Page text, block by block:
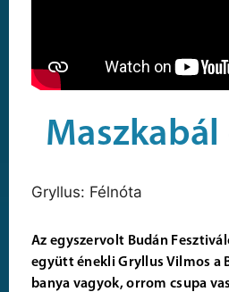
Maszkabál
Gryllus: Félnóta
Az egyszervolt Budán
együtt énekli Gryllus Vilmos a
banya vagyok, orrom csupa